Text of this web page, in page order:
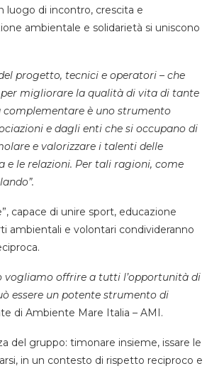
luogo di incontro, crescita e
ambientale e solidarietà si uniscono
progetto, tecnici e operatori – che
migliorare la qualità di vita di tante
complementare è uno strumento
e dagli enti che si occupano di
e valorizzare i talenti delle
le relazioni. Per tali ragioni, come
capace di unire sport, educazione
ambientali e volontari condivideranno
vogliamo offrire a tutti l’opportunità di
essere un potente strumento di
di Ambiente Mare Italia – AMI.
del gruppo: timonare insieme, issare le
in un contesto di rispetto reciproco e